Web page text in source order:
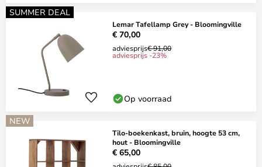
SUMMER DEAL
Lemar Tafellamp Grey - Bloomingville
€ 70,00
adviesprijs€ 91,00
adviesprijs -23%
Op voorraad
NEW
Tilo-boekenkast, bruin, hoogte 53 cm,
hout - Bloomingville
€ 65,00